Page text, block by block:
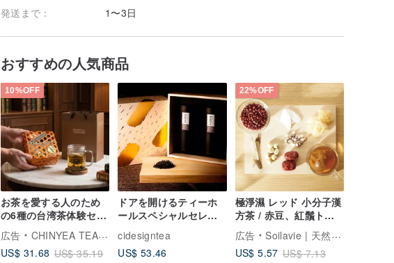
発送まで：
1〜3日
おすすめの人気商品
10%OFF
お茶を愛する人のため
の6種の台湾茶体験セッ
ト
広告
CHINYEA TEAPARK 沁意茶苑
US$ 31.68 US$ 35.19
ドアを開けるティーホ
ールスペシャルセレク
ボックス
cidesigntea
US$ 53.46
22%OFF
極淨濕 レッド 小分子漢
方茶 / 赤豆、紅鬚トウ
モロコシ
広告
Soilavie | 天然植物エキスケア
US$ 5.57 US$ 7.13